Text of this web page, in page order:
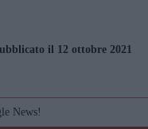
il 12 ottobre 2021
News!